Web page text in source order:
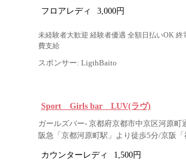
フロアレディ 3,000円
未経験者大歓迎 経験者優遇 全額日払いOK
費支給
スポンサー: LigthBaito
Sport Girls bar LUV(ラヴ)
ガールズバー- 京都府京都市中京区河原
阪急「京都河原町駅」より徒歩5分/京阪
カウンターレディ 1,500円